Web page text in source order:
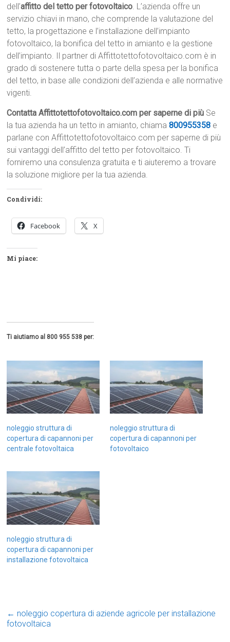
dell’affitto del tetto per fotovoltaico. L’azienda offre un
servizio chiavi in mano, che comprende la valutazione del
tetto, la progettazione e l’installazione dell’impianto
fotovoltaico, la bonifica del tetto in amianto e la gestione
dell’impianto. Il partner di Affittotettofotovoltaico.com è in
grado di sostenere tutta o parte della spesa per la bonifica
del tetto, in base alle condizioni dell’azienda e alle normative
vigenti.
Contatta Affittotettofotovoltaico.com per saperne di più Se
la tua azienda ha un tetto in amianto, chiama800955358 e
parlane con Affittotettofotovoltaico.com per saperne di più
sui vantaggi dell’affitto del tetto per fotovoltaico. Ti
forniremo una consulenza gratuita e ti aiuteremo a trovare
la soluzione migliore per la tua azienda.
Condividi:
Facebook X
Mi piace:
Ti aiutiamo al 800 955 538 per:
noleggio struttura di
copertura di capannoni per
centrale fotovoltaica
noleggio struttura di
copertura di capannoni per
fotovoltaico
noleggio struttura di
copertura di capannoni per
installazione fotovoltaica
← noleggio copertura di aziende agricole per installazione
fotovoltaica